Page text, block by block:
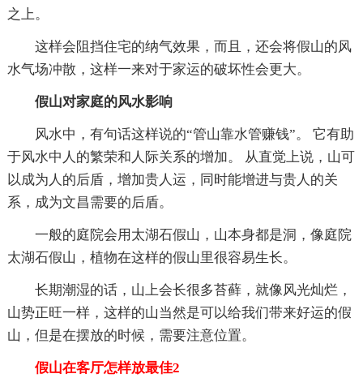
之上。
这样会阻挡住宅的纳气效果，而且，还会将假山的风
水气场冲散，这样一来对于家运的破坏性会更大。
假山对家庭的风水影响
风水中，有句话这样说的“管山靠水管赚钱”。 它有助
于风水中人的繁荣和人际关系的增加。 从直觉上说，山可
以成为人的后盾，增加贵人运，同时能增进与贵人的关
系，成为文昌需要的后盾。
一般的庭院会用太湖石假山，山本身都是洞，像庭院
太湖石假山，植物在这样的假山里很容易生长。
长期潮湿的话，山上会长很多苔藓，就像风光灿烂，
山势正旺一样，这样的山当然是可以给我们带来好运的假
山，但是在摆放的时候，需要注意位置。
假山在客厅怎样放最佳2